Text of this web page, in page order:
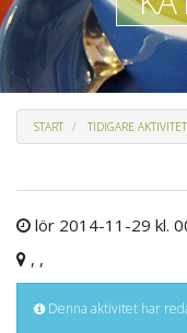
START TIDIGARE
lör 2014-11-29 kl.
, ,
Denna aktivitet har